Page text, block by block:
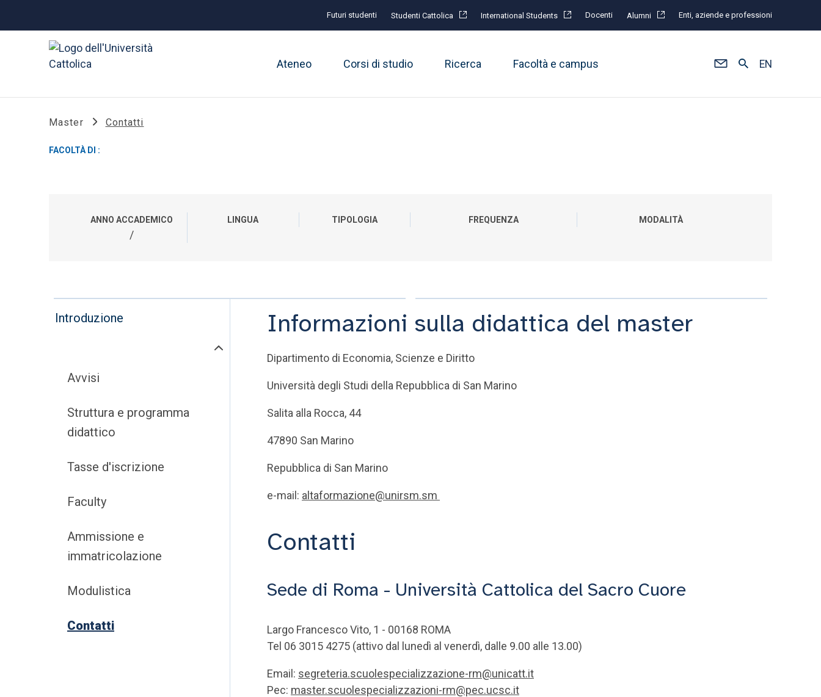
Futuri studenti Studenti Cattolica International Students Docenti Alumni Enti, aziende e professioni
Ateneo Corsi di studio Ricerca Facoltà e campus EN
Master Contatti
FACOLTÀ DI :
ANNO ACCADEMICO
/
LINGUA TIPOLOGIA FREQUENZA MODALITÀ
Introduzione
Avvisi
Struttura e programma
didattico
Tasse d'iscrizione
Faculty
Ammissione e
immatricolazione
Modulistica
Contatti
Informazioni sulla didattica del master
Dipartimento di Economia, Scienze e Diritto
Università degli Studi della Repubblica di San Marino
Salita alla Rocca, 44
47890 San Marino
Repubblica di San Marino
e-mail: altaformazione@unirsm.sm ‎
Contatti
Sede di Roma - Università Cattolica del Sacro Cuore
Largo Francesco Vito, 1 - 00168 ROMA
Tel 06 3015 4275 (attivo dal lunedì al venerdì, dalle 9.00 alle 13.00)
Email: segreteria.scuolespecializzazione-rm@unicatt.it
Pec: master.scuolespecializzazioni-rm@pec.ucsc.it